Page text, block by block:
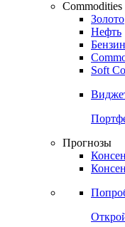
Commodities
Золото
Нефть
Бензин
Soft
Прогнозы